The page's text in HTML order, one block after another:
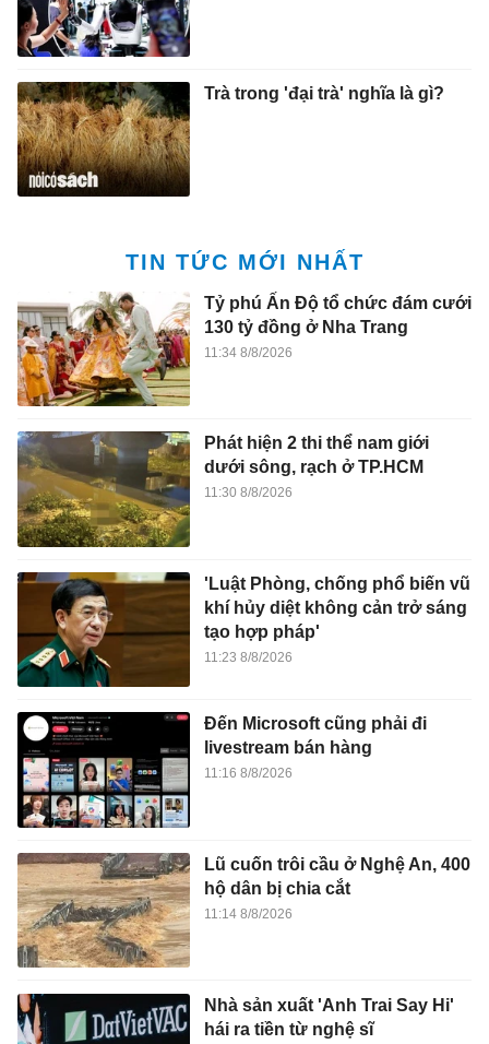
Trà trong 'đại trà' nghĩa là gì?
TIN TỨC MỚI NHẤT
Tỷ phú Ấn Độ tổ chức đám cưới
130 tỷ đồng ở Nha Trang
11:34 8/8/2026
Phát hiện 2 thi thể nam giới
dưới sông, rạch ở TP.HCM
11:30 8/8/2026
'Luật Phòng, chống phổ biến vũ
khí hủy diệt không cản trở sáng
tạo hợp pháp'
11:23 8/8/2026
Đến Microsoft cũng phải đi
livestream bán hàng
11:16 8/8/2026
Lũ cuốn trôi cầu ở Nghệ An, 400
hộ dân bị chia cắt
11:14 8/8/2026
Nhà sản xuất 'Anh Trai Say Hi'
hái ra tiền từ nghệ sĩ